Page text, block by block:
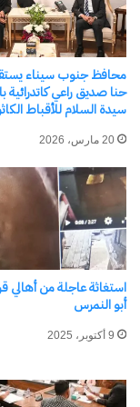
اكتشاف
اشترك للحصول على
الإلكتروني.
كتابة بريدك الإلكتروني...
محافظ جنوب سيناء
حنا صديق راعي كاتدرائية
سيدة السلام للأقباط
20 مارس، 2026
استغاثة عاجلة من أهالي
أبو النمرس
9 أكتوبر، 2025